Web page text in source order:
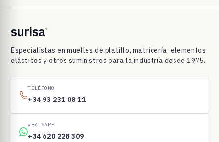
0
9
3
/
D
surisa®
Especialistas en muelles de platillo, matricería, elementos
elásticos y otros suministros para la industria desde 1975.
TELÉFONO
+34 93 231 08 11
WHATSAPP
+34 620 228 309